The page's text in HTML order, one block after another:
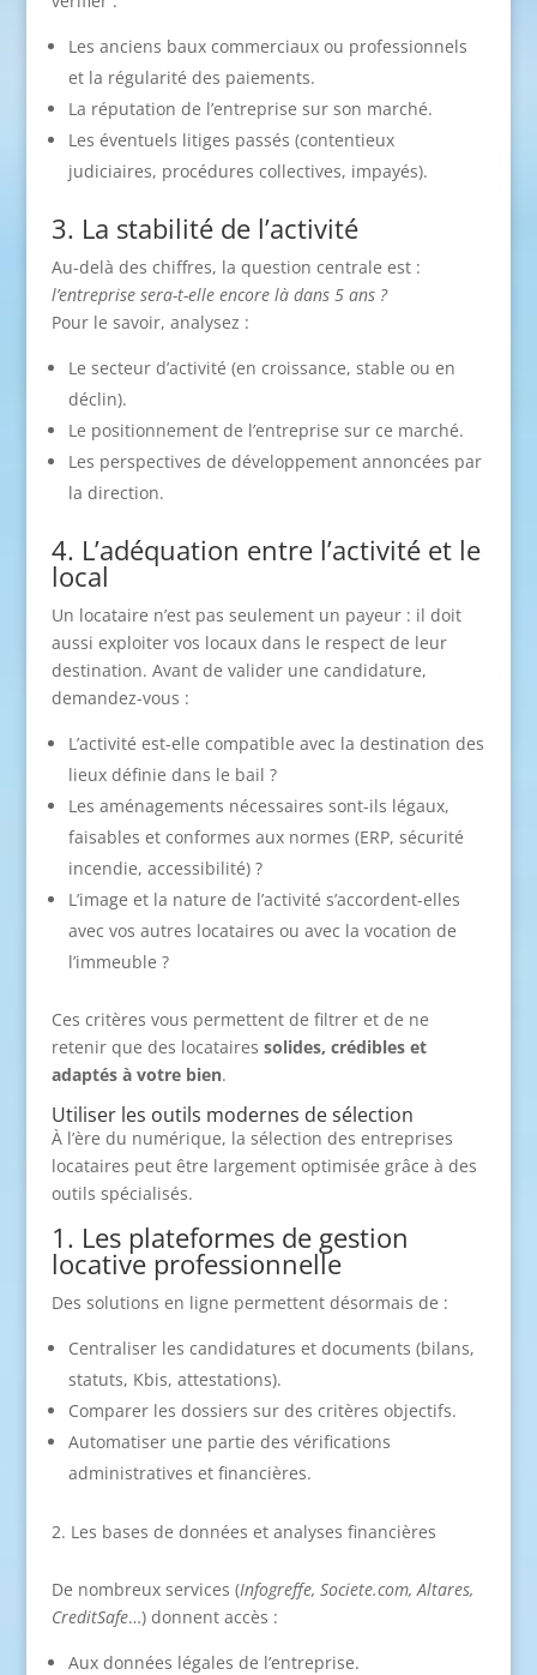
Les anciens baux commerciaux ou professionnels
et la régularité des paiements.
La réputation de l’entreprise sur son marché.
Les éventuels litiges passés (contentieux
judiciaires, procédures collectives, impayés).
3. La stabilité de l’activité
Au-delà des chiffres, la question centrale est :
l’entreprise sera-t-elle encore là dans 5 ans ?
Pour le savoir, analysez :
Le secteur d’activité (en croissance, stable ou en
déclin).
Le positionnement de l’entreprise sur ce marché.
Les perspectives de développement annoncées par
la direction.
4. L’adéquation entre l’activité et le
local
Un locataire n’est pas seulement un payeur : il doit
aussi exploiter vos locaux dans le respect de leur
destination. Avant de valider une candidature,
demandez-vous :
L’activité est-elle compatible avec la destination des
lieux définie dans le bail ?
Les aménagements nécessaires sont-ils légaux,
faisables et conformes aux normes (ERP, sécurité
incendie, accessibilité) ?
L’image et la nature de l’activité s’accordent-elles
avec vos autres locataires ou avec la vocation de
l’immeuble ?
Ces critères vous permettent de filtrer et de ne
retenir que des locataires solides, crédibles et
adaptés à votre bien.
Utiliser les outils modernes de sélection
À l’ère du numérique, la sélection des entreprises
locataires peut être largement optimisée grâce à des
outils spécialisés.
1. Les plateformes de gestion
locative professionnelle
Des solutions en ligne permettent désormais de :
Centraliser les candidatures et documents (bilans,
statuts, Kbis, attestations).
Comparer les dossiers sur des critères objectifs.
Automatiser une partie des vérifications
administratives et financières.
Les bases de données et analyses financières
De nombreux services (Infogreffe, Societe.com, Altares,
CreditSafe…) donnent accès :
Aux données légales de l’entreprise.